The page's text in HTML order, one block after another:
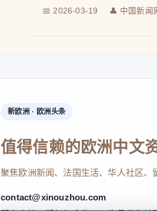
📅 2026-03-19 👤 中国新闻
新欧洲 · 欧洲头条
值得信赖的欧洲中文
聚焦欧洲新闻、法国生活、华人社区、
contact@xinouzhou.com